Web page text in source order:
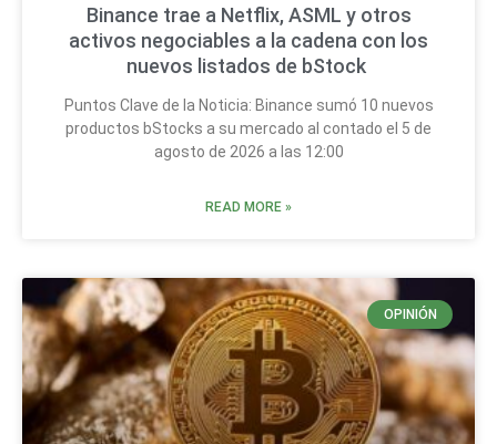
Binance trae a Netflix, ASML y otros
activos negociables a la cadena con los
nuevos listados de bStock
Puntos Clave de la Noticia: Binance sumó 10 nuevos
productos bStocks a su mercado al contado el 5 de
agosto de 2026 a las 12:00
READ MORE »
OPINIÓN